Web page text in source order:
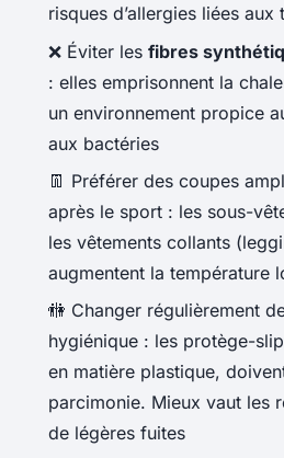
risques d’allergies liées
❌ Éviter les fibres
: elles emprisonnent la
un environnement propice
aux bactéries
👖 Préférer des coupes
après le sport : les sous-
les vêtements collants
augmentent la température
🚻 Changer régulièrement
hygiénique : les protège-
en matière plastique,
parcimonie. Mieux vaut les
de légères fuites